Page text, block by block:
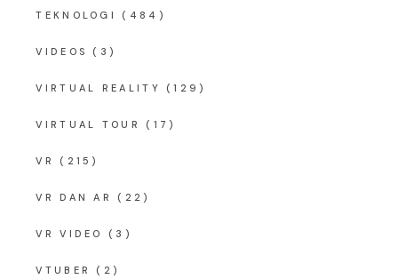
TEKNOLOGI (484)
VIDEOS (3)
VIRTUAL REALITY (129)
VIRTUAL TOUR (17)
VR (215)
VR DAN AR (22)
VR VIDEO (3)
VTUBER (2)